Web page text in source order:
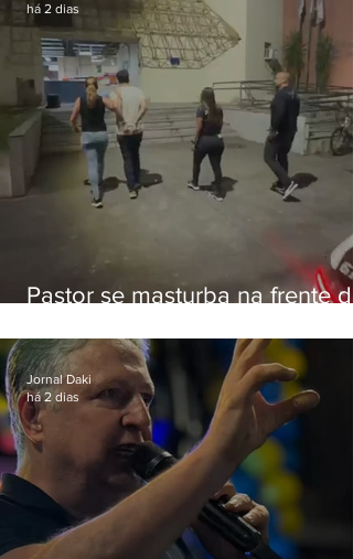
Pastor se masturba na frente de
há 2 dias
Jornal Daki
há 2 dias